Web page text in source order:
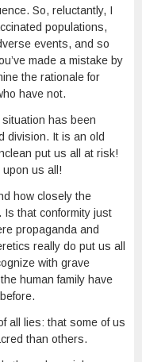
So, reluctantly, I
populations,
events, and so
made a mistake by
the rationale for
have not.
has been
division. It is an old
put us all at risk!
us all!
how closely the
Is that conformity just
propaganda and
really do put us all
with grave
human family have
all lies: that some of us
than others.